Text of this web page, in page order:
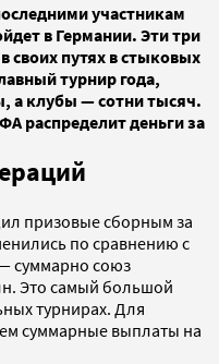
участникам
в Германии. Эти три
своих путях в стыковых
турнир года,
а клубы — сотни тысяч.
распределит деньги за
призовые сборным за
по сравнению с
суммарно союз
Это самый большой
турнирах. Для
суммарные выплаты на